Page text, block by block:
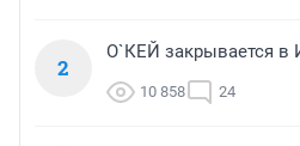
2
О`КЕЙ закрывается в
10 858 24